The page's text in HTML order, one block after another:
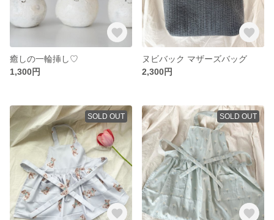
癒しの一輪挿し♡
1,300円
ヌビバック マザーズバッグ
2,300円
SOLD OUT SOLD OUT